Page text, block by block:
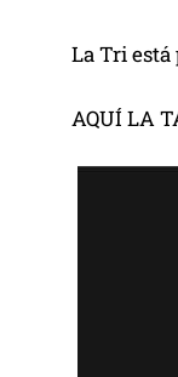
La Tri
AQUÍ LA